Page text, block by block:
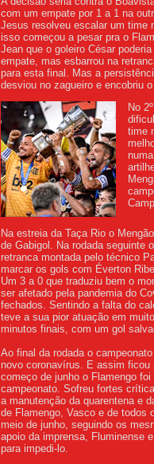
com um empate por 1 a 1 na
Jesus resolveu escalar um time
isso começou a pesar pra o
Jean que o goleiro César
empate, mas esbarrou na
para esta final. Mas a
desviou no zagueiro e encobriu
No
time
Na estreia da Taça Rio o
de Gabigol. Na rodada seguinte
retranca montada pelo técnico
marcar os gols com Éverton
Um 3 a 0 que traduziu bem o
ser afetado pela pandemia do
fechados. Sentindo a falta do
teve a sua pior atuação em
minutos finais, com um gol
Ao final da rodada o
novo coronavírus. E assim
começo de junho o Flamengo
campeonato. Sofreu fortes
a manutenção da quarentena e
de Flamengo, Vasco e de todos
meio de junho, seguindo os
apoio da imprensa, Fluminense
para impedi-lo.